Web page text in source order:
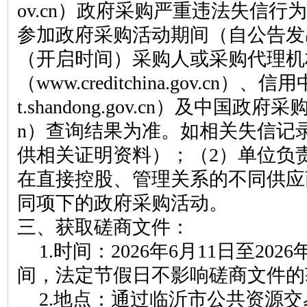
ov.cn） 政府采购严重违法失信行
参加政府采购活动期间（ 自公告
（开启时间 ） 采购人或采购代理
（www.creditchina.gov.cn） 、 信用
t.shandong.gov.cn） 及中国政府采
n） 查询结果为准。如相关失信记
供相关证明资料） ；（2） 单位负
在直接控股、管理关系的不同供
同项下的政府采购活动。
三、获取磋商文件 ：
1.时间： 2026年6月 11日至2026
间，法定节假日不影响磋商文件
2.地点：通过临沂市公共资源